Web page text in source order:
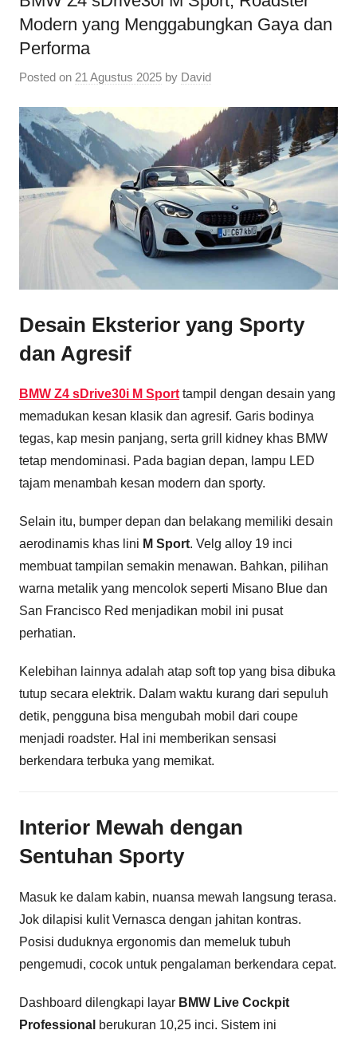
Modern yang Menggabungkan Gaya dan
Performa
Posted on 21 Agustus 2025 by David
Desain Eksterior yang Sporty
dan Agresif
BMW Z4 sDrive30i M Sport tampil dengan desain yang
memadukan kesan klasik dan agresif. Garis bodinya
tegas, kap mesin panjang, serta grill kidney khas BMW
tetap mendominasi. Pada bagian depan, lampu LED
tajam menambah kesan modern dan sporty.
Selain itu, bumper depan dan belakang memiliki desain
aerodinamis khas lini M Sport. Velg alloy 19 inci
membuat tampilan semakin menawan. Bahkan, pilihan
warna metalik yang mencolok seperti Misano Blue dan
San Francisco Red menjadikan mobil ini pusat
perhatian.
Kelebihan lainnya adalah atap soft top yang bisa dibuka
tutup secara elektrik. Dalam waktu kurang dari sepuluh
detik, pengguna bisa mengubah mobil dari coupe
menjadi roadster. Hal ini memberikan sensasi
berkendara terbuka yang memikat.
Interior Mewah dengan
Sentuhan Sporty
Masuk ke dalam kabin, nuansa mewah langsung terasa.
Jok dilapisi kulit Vernasca dengan jahitan kontras.
Posisi duduknya ergonomis dan memeluk tubuh
pengemudi, cocok untuk pengalaman berkendara cepat.
Dashboard dilengkapi layar BMW Live Cockpit
Professional berukuran 10,25 inci. Sistem ini